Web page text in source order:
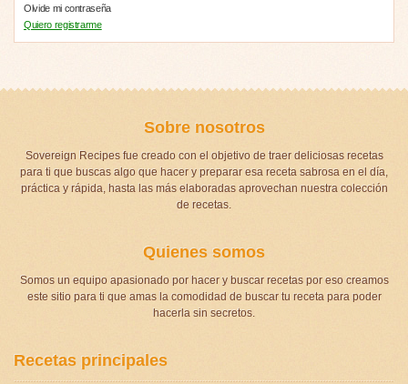
Olvide mi contraseña
Quiero registrarme
Sobre nosotros
Sovereign Recipes fue creado con el objetivo de traer deliciosas recetas
para ti que buscas algo que hacer y preparar esa receta sabrosa en el día,
práctica y rápida, hasta las más elaboradas aprovechan nuestra colección
de recetas.
Quienes somos
Somos un equipo apasionado por hacer y buscar recetas por eso creamos
este sitio para ti que amas la comodidad de buscar tu receta para poder
hacerla sin secretos.
Recetas principales